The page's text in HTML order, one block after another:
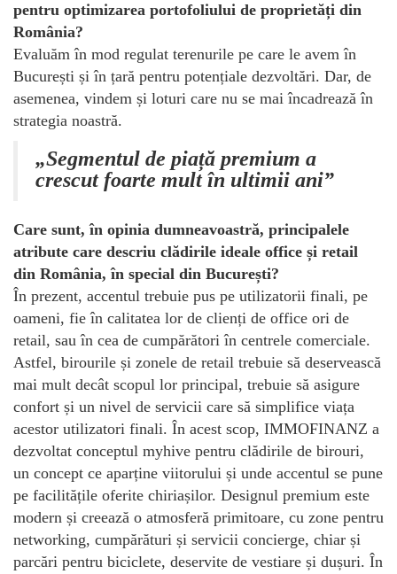
pentru optimizarea portofoliului de proprietăți din
România?
Evaluăm în mod regulat terenurile pe care le avem în
București și în țară pentru potențiale dezvoltări. Dar, de
asemenea, vindem și loturi care nu se mai încadrează în
strategia noastră.
„Segmentul de piață premium a
crescut foarte mult în ultimii ani”
Care sunt, în opinia dumneavoastră, principalele
atribute care descriu clădirile ideale office și retail
din România, în special din București?
În prezent, accentul trebuie pus pe utilizatorii finali, pe
oameni, fie în calitatea lor de clienți de office ori de
retail, sau în cea de cumpărători în centrele comerciale.
Astfel, birourile și zonele de retail trebuie să deservească
mai mult decât scopul lor principal, trebuie să asigure
confort și un nivel de servicii care să simplifice viața
acestor utilizatori finali. În acest scop, IMMOFINANZ a
dezvoltat conceptul myhive pentru clădirile de birouri,
un concept ce aparține viitorului și unde accentul se pune
pe facilitățile oferite chiriașilor. Designul premium este
modern și creează o atmosferă primitoare, cu zone pentru
networking, cumpărături și servicii concierge, chiar și
parcări pentru biciclete, deservite de vestiare și dușuri. În